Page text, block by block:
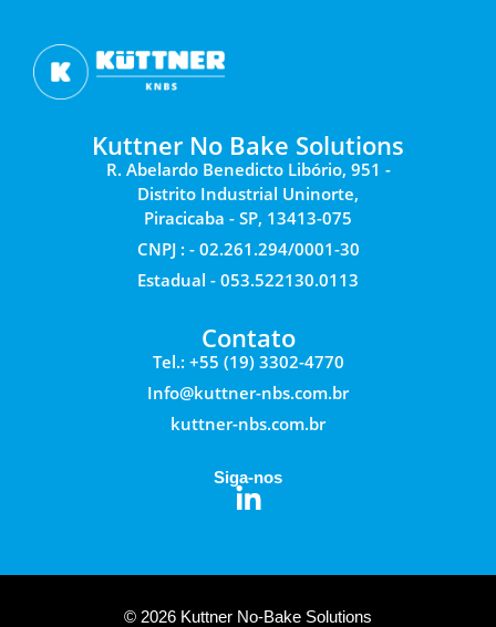
Kuttner No Bake Solutions
R. Abelardo Benedicto Libório, 951 -
Distrito Industrial Uninorte,
Piracicaba - SP, 13413-075
CNPJ : - 02.261.294/0001-30
Estadual - 053.522130.0113
Contato
Tel.: +55 (19) 3302-4770
Info@kuttner-nbs.com.br
kuttner-nbs.com.br
Siga-nos
© 2026 Kuttner No-Bake Solutions